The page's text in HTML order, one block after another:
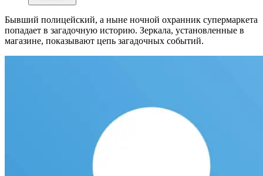
Бывший полицейский, а ныне ночной охранник супермаркета
попадает в загадочную историю. Зеркала, установленные в
магазине, показывают цепь загадочных событий.